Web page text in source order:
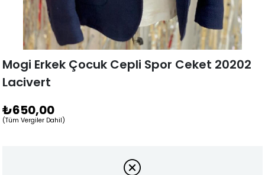
Mogi Erkek Çocuk Cepli Spor Ceket 20202
Lacivert
₺650,00
(Tüm Vergiler Dahil)